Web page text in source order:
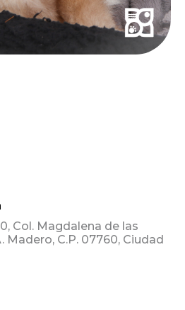
Col. Magdalena de las
Madero, C.P. 07760, Ciudad